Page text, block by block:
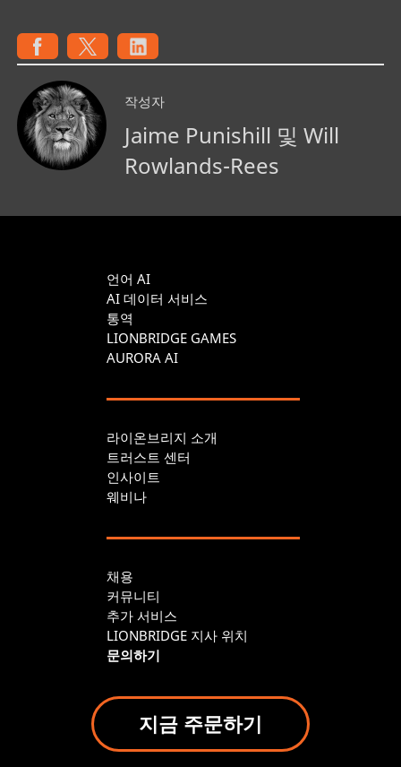
작성자
Jaime Punishill 및 Will
Rowlands-Rees
언어 AI
AI 데이터 서비스
통역
LIONBRIDGE GAMES
AURORA AI
라이온브리지 소개
트러스트 센터
인사이트
웨비나
채용
커뮤니티
추가 서비스
LIONBRIDGE 지사 위치
문의하기
지금 주문하기